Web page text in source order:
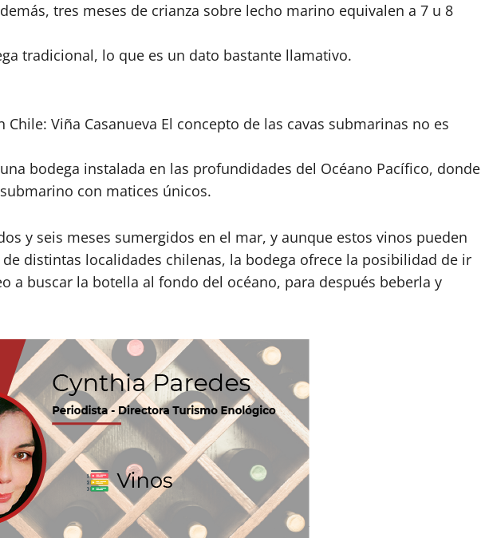
tres meses de crianza sobre lecho marino equivalen a 7 u 8
tradicional, lo que es un dato bastante llamativo.
Viña Casanueva El concepto de las cavas submarinas no es
bodega instalada en las profundidades del Océano Pacífico, donde
con matices únicos.
y seis meses sumergidos en el mar, y aunque estos vinos pueden
distintas localidades chilenas, la bodega ofrece la posibilidad de ir
a buscar la botella al fondo del océano, para después beberla y